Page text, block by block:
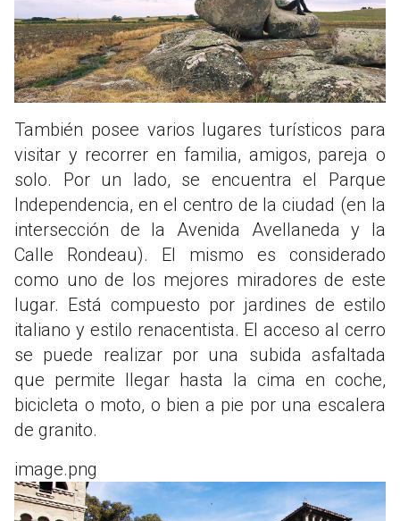
También posee varios lugares turísticos para
visitar y recorrer en familia, amigos, pareja o
solo. Por un lado, se encuentra el Parque
Independencia, en el centro de la ciudad (en la
intersección de la Avenida Avellaneda y la
Calle Rondeau). El mismo es considerado
como uno de los mejores miradores de este
lugar. Está compuesto por jardines de estilo
italiano y estilo renacentista. El acceso al cerro
se puede realizar por una subida asfaltada
que permite llegar hasta la cima en coche,
bicicleta o moto, o bien a pie por una escalera
de granito.
image.png